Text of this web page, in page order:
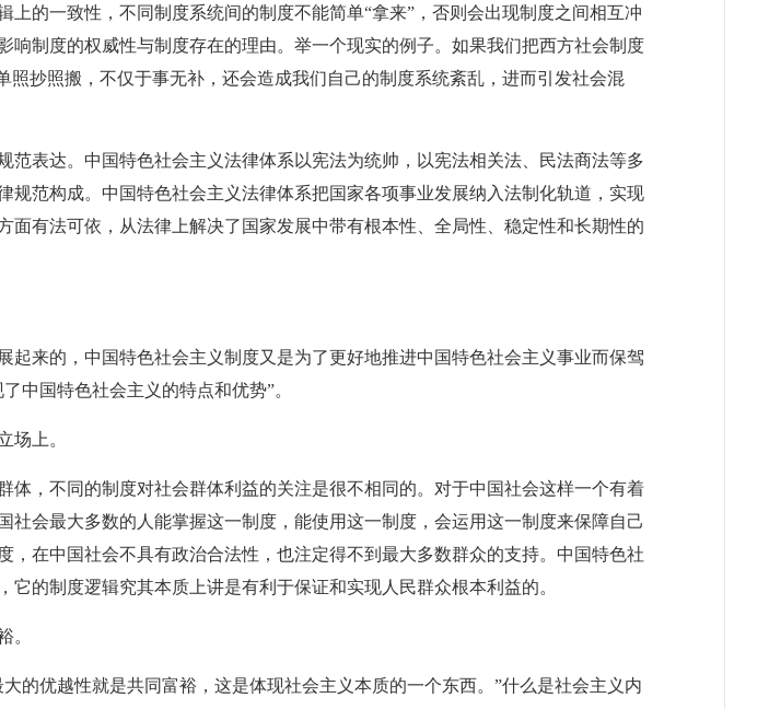
一致性，不同制度系统间的制度不能简单“拿来”，否则会出现制度之间相互冲
制度的权威性与制度存在的理由。举一个现实的例子。如果我们把西方社会制度
抄照搬，不仅于事无补，还会造成我们自己的制度系统紊乱，进而引发社会混
表达。中国特色社会主义法律体系以宪法为统帅，以宪法相关法、民法商法等多
范构成。中国特色社会主义法律体系把国家各项事业发展纳入法制化轨道，实现
有法可依，从法律上解决了国家发展中带有根本性、全局性、稳定性和长期性的
来的，中国特色社会主义制度又是为了更好地推进中国特色社会主义事业而保驾
中国特色社会主义的特点和优势”。
上。
，不同的制度对社会群体利益的关注是很不相同的。对于中国社会这样一个有着
会最大多数的人能掌握这一制度，能使用这一制度，会运用这一制度来保障自己
在中国社会不具有政治合法性，也注定得不到最大多数群众的支持。中国特色社
的制度逻辑究其本质上讲是有利于保证和实现人民群众根本利益的。
。
优越性就是共同富裕，这是体现社会主义本质的一个东西。”什么是社会主义内